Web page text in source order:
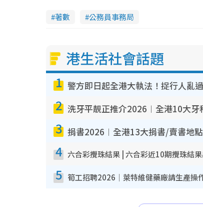
著數 公務員事務局
港生活社會話題
1 警方即日起全港大執法！捉行人亂
2 洗牙平靚正推介2026︱全港10大
3 捐書2026︱全港13大捐書/賣書地
4 六合彩攪珠結果 | 六合彩近10期攪珠結
5 筍工招聘2026｜萊特維健藥廠請生產